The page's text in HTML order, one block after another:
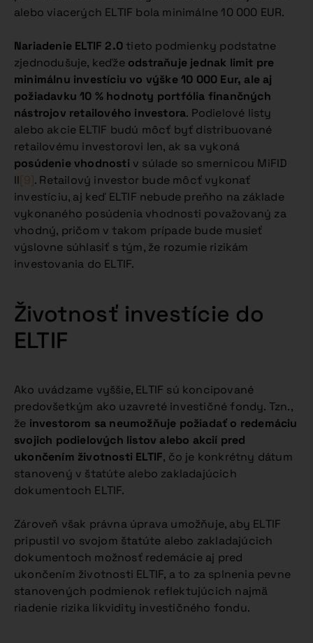
alebo viacerých ELTIF bola minimálne 10 000 EUR.
Nariadenie ELTIF 2.0 tieto podmienky podstatne
zjednodušuje, keďže odstraňuje jednak limit pre
minimálnu investíciu vo výške 10 000 Eur, ale aj
požiadavku 10 % hodnoty portfólia finančných
nástrojov retailového investora. Podielové listy
alebo akcie ELTIF budú môcť byť distribuované
retailovému investorovi len, ak sa vykoná
posúdenie vhodnosti v súlade so smernicou MiFID
II[9]. Retailový investor bude môcť vykonať
investíciu, aj keď ELTIF nebude preňho na základe
vykonaného posúdenia vhodnosti považovaný za
vhodný, pričom v takom prípade bude musieť
výslovne súhlasiť s tým, že rozumie rizikám
investovania do ELTIF.
Životnosť investície do
ELTIF
Ako uvádzame vyššie, ELTIF sú koncipované
predovšetkým ako uzavreté investičné fondy. Tzn.,
že investorom sa neumožňuje požiadať o redemáciu
svojich podielových listov alebo akcií pred
ukončením životnosti ELTIF, čo je konkrétny dátum
stanovený v štatúte alebo zakladajúcich
dokumentoch ELTIF.
Zároveň však právna úprava umožňuje, aby ELTIF
pripustil vo svojom štatúte alebo zakladajúcich
dokumentoch možnosť redemácie aj pred
ukončením životnosti ELTIF, a to za splnenia pevne
stanovených podmienok reflektujúcich najmä
riadenie rizika likvidity investičného fondu.